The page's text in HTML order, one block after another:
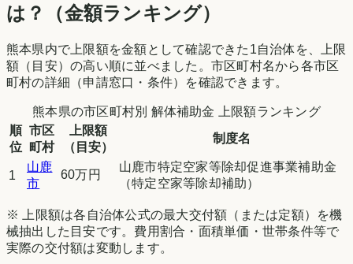
は？（金額ランキング）
熊本県内で上限額を金額として確認できた 1自治体を、上限
額（目安）の高い順に並べました。市区町村名から各市区
町村の詳細（申請窓口・条件）を確認できます。
熊本県の市区町村別 解体補助金 上限額ランキング
順
位
市区
町村
上限額
（目安）
制度名
1
山鹿
市
60万円
山鹿市特定空家等除却促進事業補助金
（特定空家等除却補助）
※ 上限額は各自治体公式の最大交付額（または定額）を機
械抽出した目安です。費用割合・面積単価・世帯条件等で
実際の交付額は変動します。